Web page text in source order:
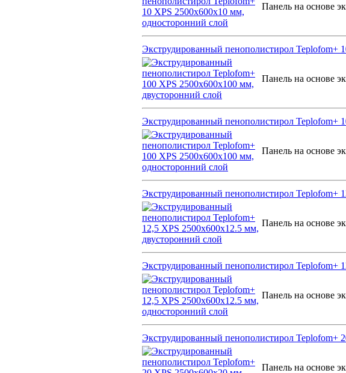
Панель на основе
Экструдированный пенополистирол Teplofom+
Панель на основе
Экструдированный пенополистирол Teplofom+
Панель на основе
Экструдированный пенополистирол Teplofom+
Панель на основе
Экструдированный пенополистирол Teplofom+
Панель на основе
Экструдированный пенополистирол Teplofom+
Панель на основе